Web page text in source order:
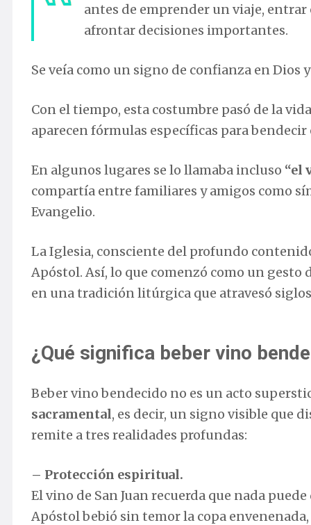
antes de emprender un viaje,
afrontar decisiones importantes.
Se veía como un signo de confianza en Dios
Con el tiempo, esta costumbre pasó de la
aparecen fórmulas específicas para
En algunos lugares se lo llamaba incluso “el
compartía entre familiares y amigos como
Evangelio.
La Iglesia, consciente del profundo
Apóstol. Así, lo que comenzó como un
en una tradición litúrgica que atravesó
¿Qué significa beber vino
Beber vino bendecido no es un acto
sacramental, es decir, un signo visible que
remite a tres realidades profundas:
– Protección espiritual.
El vino de San Juan recuerda que nada
Apóstol bebió sin temor la copa